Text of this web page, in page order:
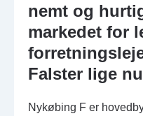
nemt og
markedet for
Falster lige
Nykøbing F er